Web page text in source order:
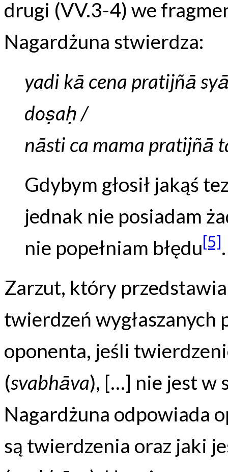
drugi (VV.3-4) we
Nagardżuna stwierdza:
yadi kā cena pratijñā
doṣaḥ /
nāsti ca mama pratijñā
Gdybym głosił jakąś
jednak nie posiadam
nie popełniam błędu[5].
Zarzut, który
twierdzeń wygłaszanych
oponenta, jeśli
(svabhāva), […] nie jest w
Nagardżuna odpowiada
są twierdzenia oraz jaki